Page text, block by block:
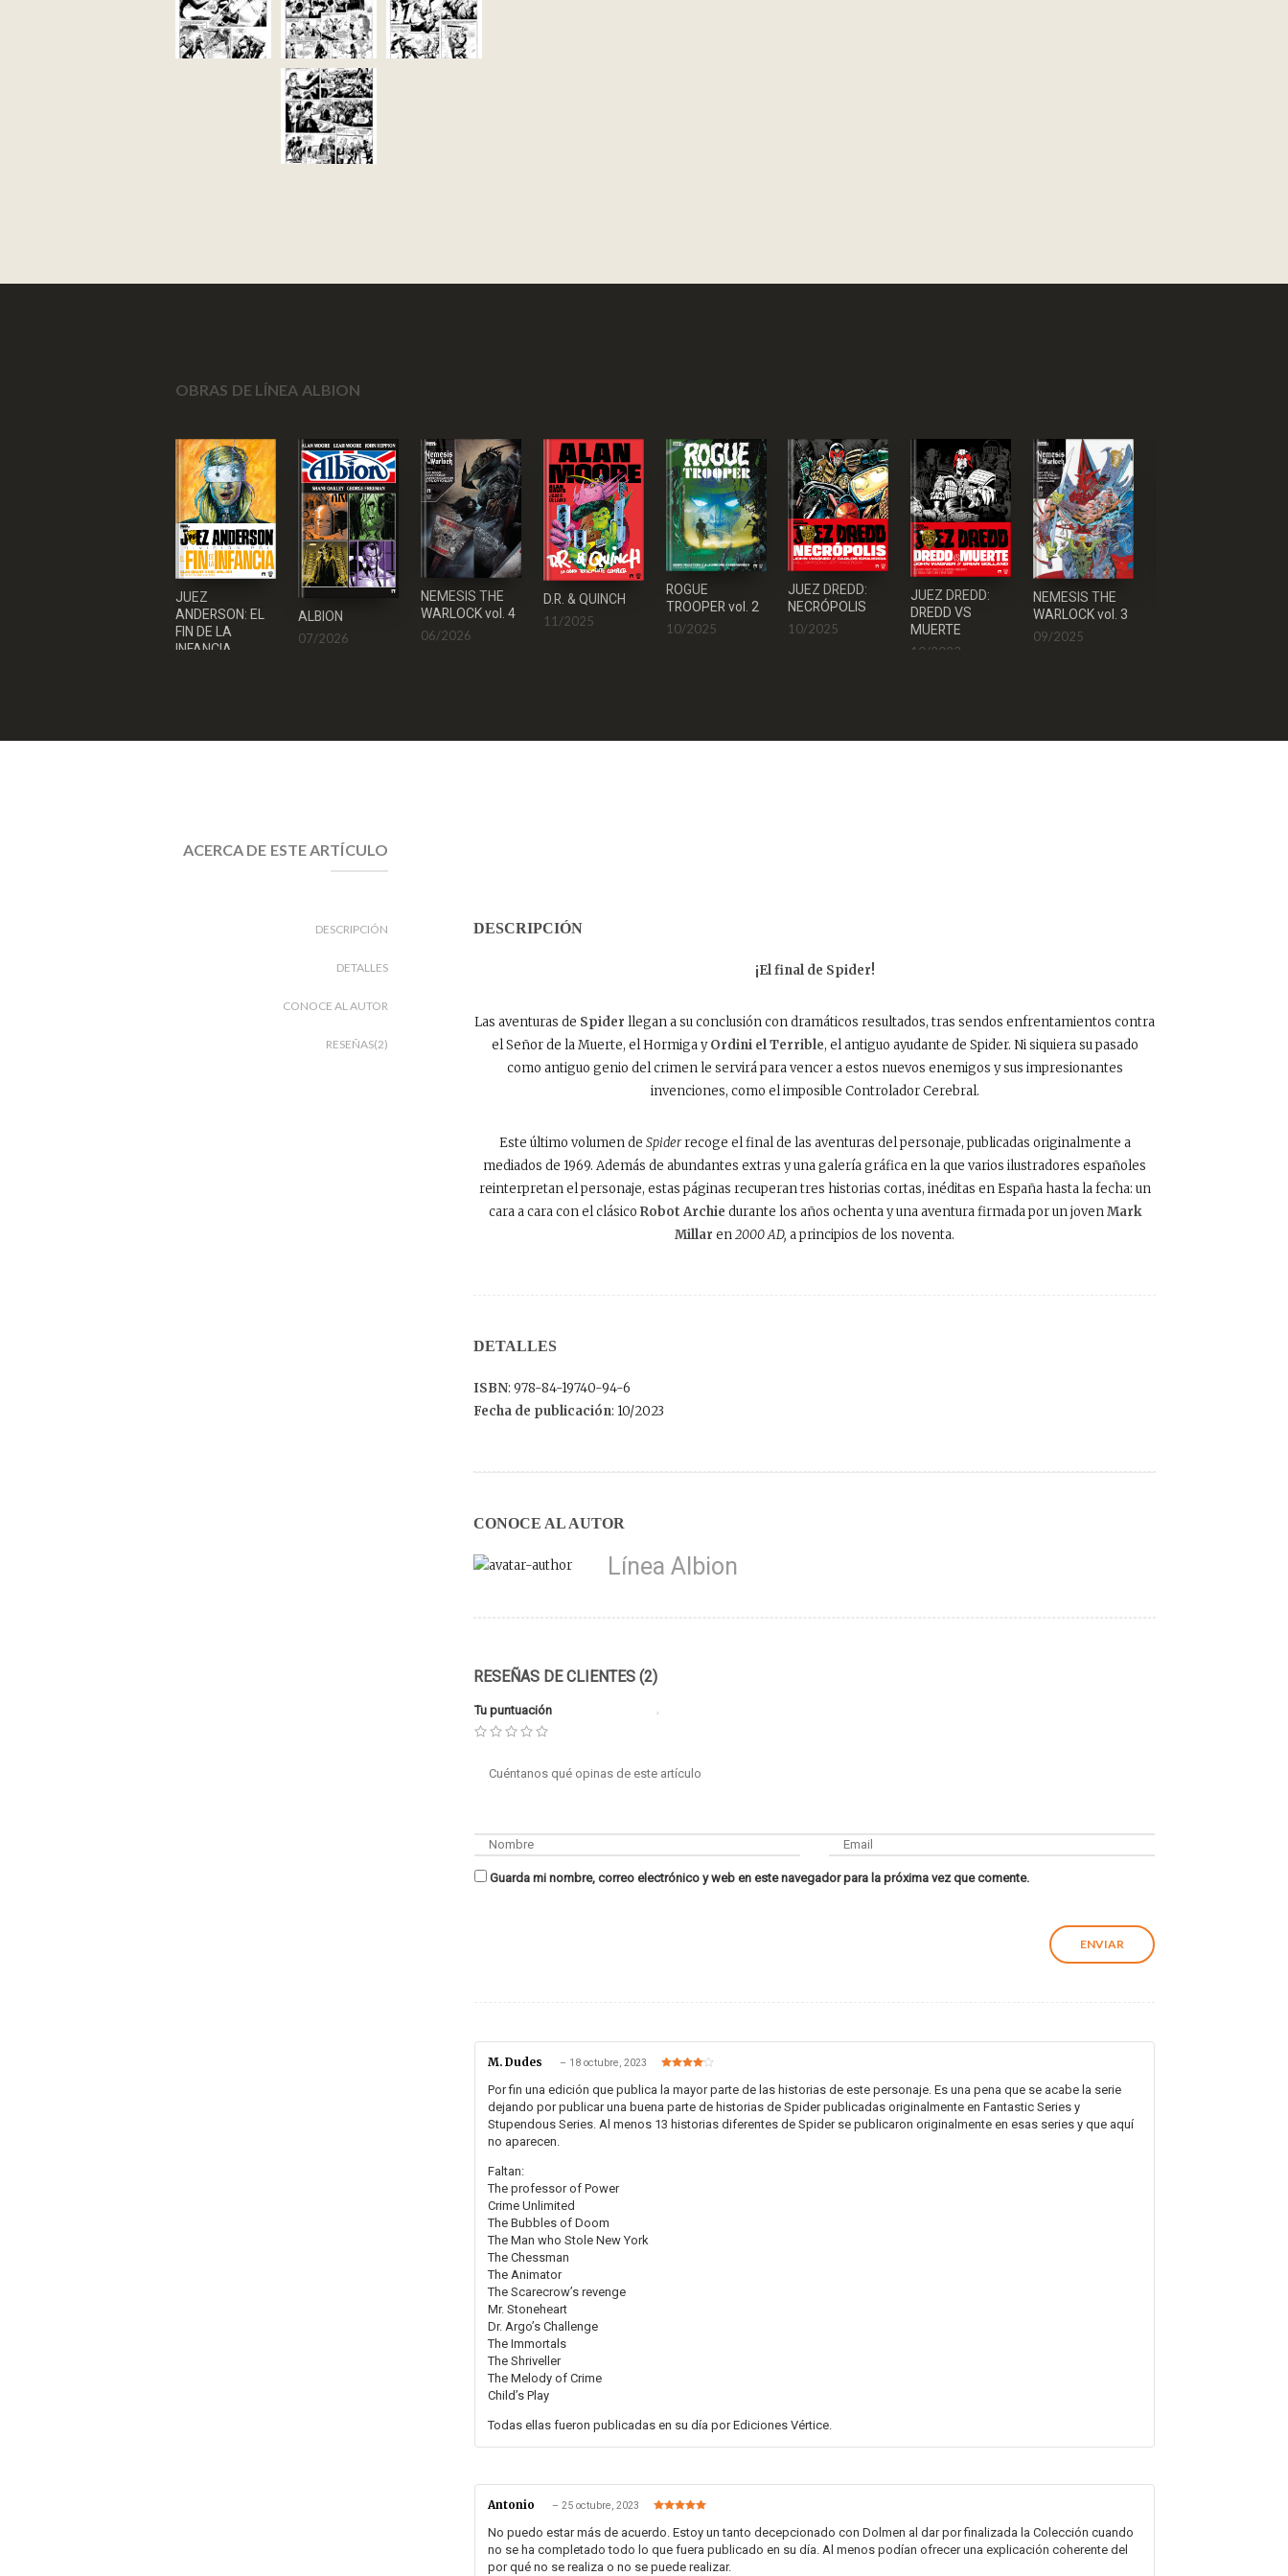
OBRAS DE LÍNEA ALBION
JUEZ
ANDERSON: EL
FIN DE LA
INFANCIA
ALBION
07/2026
NEMESIS THE
WARLOCK vol. 4
06/2026
D.R. & QUINCH
11/2025
ROGUE
TROOPER vol. 2
10/2025
JUEZ DREDD:
NECRÓPOLIS
10/2025
JUEZ DREDD:
DREDD VS
MUERTE
10/2023
NEMESIS THE
WARLOCK vol. 3
09/2025
ACERCA DE ESTE ARTÍCULO
DESCRIPCIÓN
DETALLES
CONOCE AL AUTOR
RESEÑAS(2)
DESCRIPCIÓN
¡El final de Spider!
Las aventuras de Spider llegan a su conclusión con dramáticos resultados, tras sendos enfrentamientos contra
el Señor de la Muerte, el Hormiga yOrdini el Terrible, el antiguo ayudante de Spider. Ni siquiera su pasado
como antiguo genio del crimen le servirá para vencer a estos nuevos enemigos y sus impresionantes
invenciones, como el imposible Controlador Cerebral.
Este último volumen de Spiderrecoge el final de las aventuras del personaje, publicadas originalmente a
mediados de 1969. Además de abundantes extras y una galería gráfica en la que varios ilustradores españoles
reinterpretan el personaje, estas páginas recuperan tres historias cortas, inéditas en España hasta la fecha: un
cara a cara con el clásico Robot Archie durante los años ochenta y una aventura firmada por un jovenMark
Millar en2000 AD, a principios de los noventa.
DETALLES
ISBN: 978-84-19740-94-6
Fecha de publicación: 10/2023
CONOCE AL AUTOR
Línea Albion
RESEÑAS DE CLIENTES (2)
Tu puntuación
Guarda mi nombre, correo electrónico y web en este navegador para la próxima vez que comente.
M. Dudes – 18 octubre, 2023
en 4de 5
Por fin una edición que publica la mayor parte de las historias de este personaje. Es una pena que se acabe la serie
dejando por publicar una buena parte de historias de Spider publicadas originalmente en Fantastic Series y
Stupendous Series. Al menos 13 historias diferentes de Spider se publicaron originalmente en esas series y que aquí
no aparecen.
Faltan:
The professor of Power
Crime Unlimited
The Bubbles of Doom
The Man who Stole New York
The Chessman
The Animator
The Scarecrow’s revenge
Mr. Stoneheart
Dr. Argo’s Challenge
The Immortals
The Shriveller
The Melody of Crime
Child’s Play
Todas ellas fueron publicadas en su día por Ediciones Vértice.
Antonio – 25 octubre, 2023
de 5
No puedo estar más de acuerdo. Estoy un tanto decepcionado con Dolmen al dar por finalizada la Colección cuando
no se ha completado todo lo que fuera publicado en su día. Al menos podían ofrecer una explicación coherente del
por qué no se realiza o no se puede realizar.